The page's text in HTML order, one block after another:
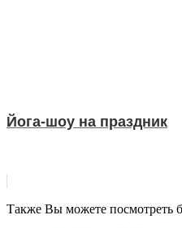
Йога-шоу на праздник
Также Вы можете посмотреть